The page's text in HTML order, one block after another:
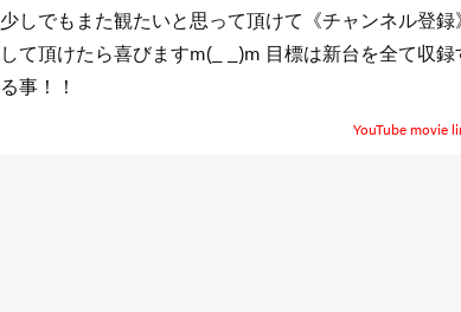
↓日直島田収録スケジュール↓ http://niccyoku-
shimada.com また僅かにでも観たいと思って頂け